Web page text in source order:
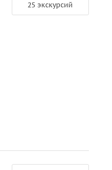
25 экскурсий